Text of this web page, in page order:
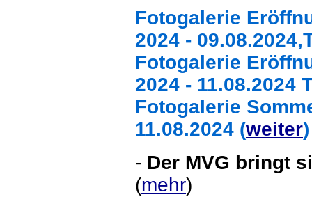
Fotogalerie
2024 -
Fotogalerie
2024 - 11.08.2024
Fotogalerie
11.08.2024 (weiter
- Der MVG bringt
(mehr)